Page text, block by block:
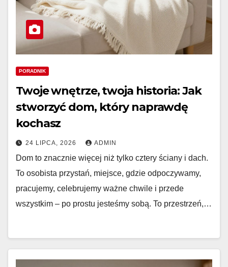
PORADNIK
Twoje wnętrze, twoja historia: Jak
stworzyć dom, który naprawdę
kochasz
24 LIPCA, 2026 ADMIN
Dom to znacznie więcej niż tylko cztery ściany i dach.
To osobista przystań, miejsce, gdzie odpoczywamy,
pracujemy, celebrujemy ważne chwile i przede
wszystkim – po prostu jesteśmy sobą. To przestrzeń,…